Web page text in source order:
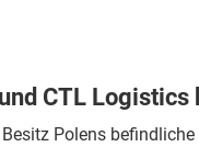
CTL
Polens